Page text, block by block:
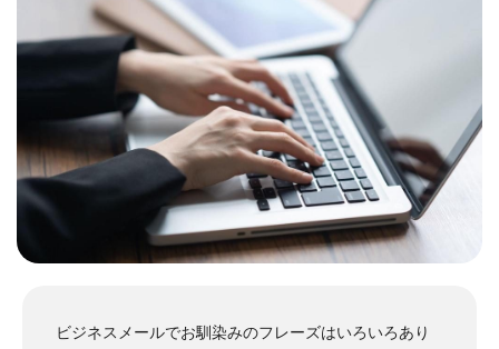
ビジネスメールでお馴染みのフレーズはいろいろあり